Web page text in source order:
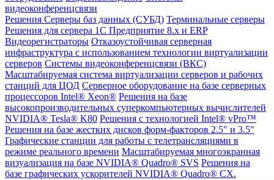
видеоконференцсвязи
Решения Серверы баз данных (СУБД) Терминальные серверы
Решения для сервера 1С Предприятие 8.x и ERP
Видеорегистраторы Отказоустойчивая серверная
инфраструктура с использованием технологии виртуализации
серверов Системы видеоконференцсвязи (ВКС)
Масштабируемая система виртуализации серверов и рабочих
станций для ЦОД Серверное оборудование на базе серверных
процессоров Intel® Xeon® Решения на базе
высокопроизводительных суперкомпьютерных вычислителей
NVIDIA® Tesla® K80 Решения с технологией Intel® vPro™
Решения на базе жестких дисков форм-факторов 2.5" и 3.5"
Графические станции для работы с телетрансляциями в
режиме реального времени Масштабируемая многоэкранная
визуализация на базе NVIDIA® Quadro® SVS Решения на
базе графических ускорителей NVIDIA® Quadro® CX.